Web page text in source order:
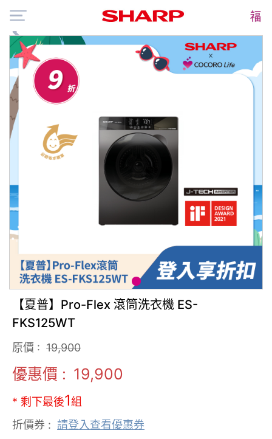
【夏普】Pro-Flex 滾筒洗衣機 ES-
FKS125WT
原價 : 19,900
優惠價 : 19,900
* 剩下最後1組
折價券 : 請登入查看優惠券